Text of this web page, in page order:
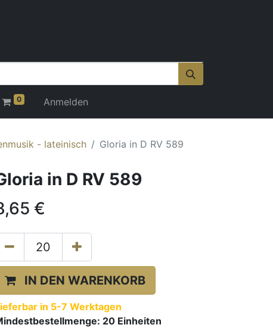
0 Anmelden
- lateinisch Gloria in D RV 589
in D RV 589
€
IN DEN WARENKORB
in 5-7 Werktagen
20 Einheiten